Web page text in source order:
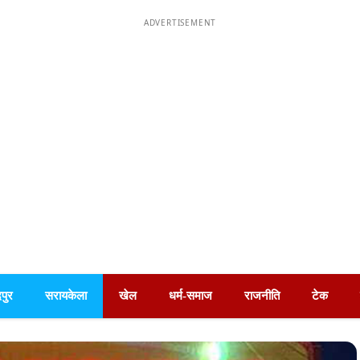
ADVERTISEMENT
सरायकेला खेल धर्म-समाज राजनीति टेक